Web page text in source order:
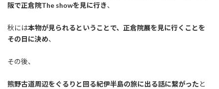
阪で正倉院The showを見に行き、
秋には本物が見られるということで、正倉院展を見に行くことを
その日に決め、
その後、
熊野古道周辺をぐるりと回る紀伊半島の旅に出る話に繋がったと